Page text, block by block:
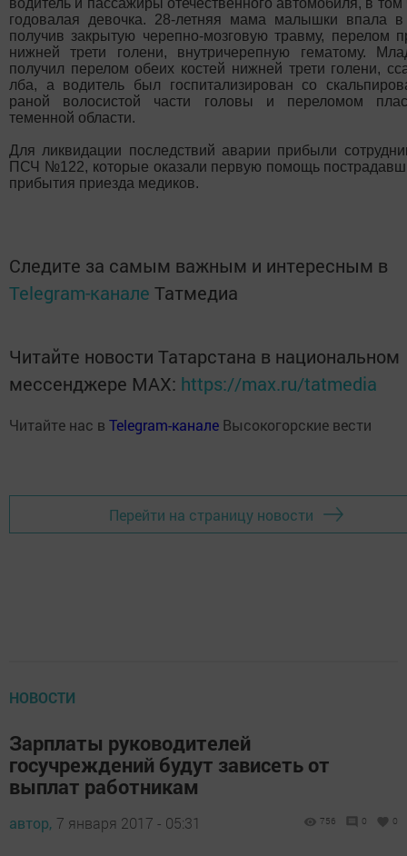
В результате происшествия серьёзные травмы получили
водитель и пассажиры отечественного автомобиля, в
том числе годовалая девочка. 28-летняя мама малышки
впала в кому, получив закрытую черепно-мозговую
травму, перелом правой нижней трети голени,
внутричерепную гематому. Младенец получил перелом
обеих костей нижней трети голени, ссадины лба, а
водитель был госпитализирован со скальпированной
теменной области.
Для ликвидации последствий аварии прибыли
Следите за самым важным и интересным в
Читайте новости Татарстана в
национальном мессенджере MАХ:
Читайте нас вTelegram-каналеВысокогорские вести
НОВОСТИ
госучреждений будут зависеть от